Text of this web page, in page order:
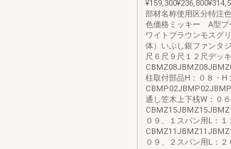
部材名称使用区分特注
色価格ミッキー A型
ワイトブラウンモスグ
体）いぶし銀ファンタ
尺６尺９尺１２尺デッ
柱取付部品H：０８・H
通し笠木上下桟W：０
０９、１スパン用L：１
０９、２スパン用L：２